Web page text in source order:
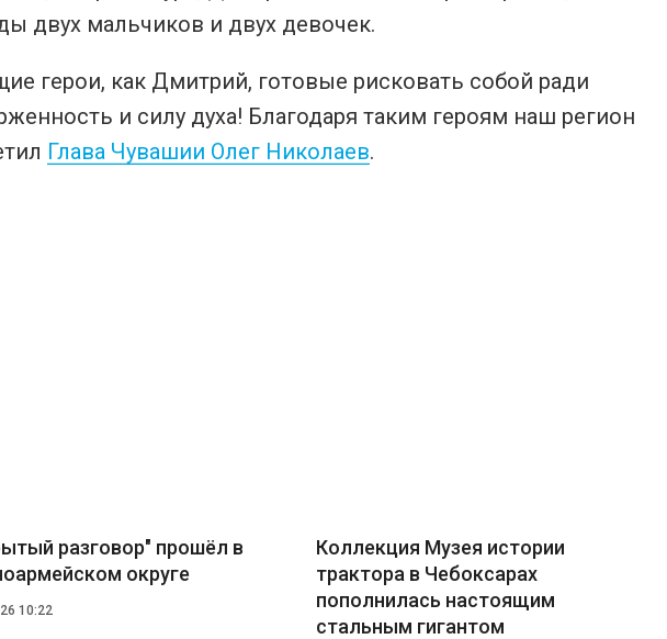
двух мальчиков и двух девочек.
герои, как Дмитрий, готовые рисковать собой ради
и силу духа! Благодаря таким героям наш регион
Глава Чувашии Олег Николаев.
разговор" прошёл в
округе
10:22
Коллекция Музея истории
трактора в Чебоксарах
пополнилась настоящим
стальным гигантом